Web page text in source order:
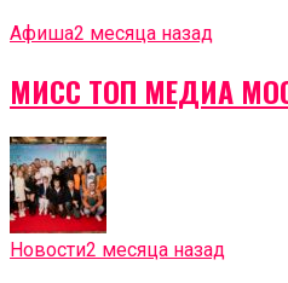
Афиша2 месяца назад
МИСС ТОП МЕДИА
Новости2 месяца назад